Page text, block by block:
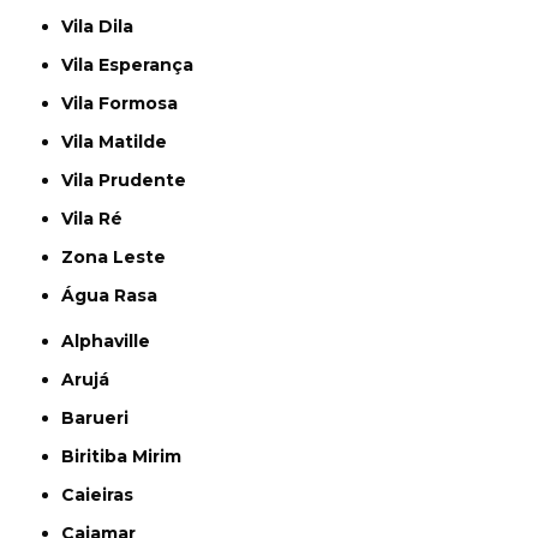
Vila Dila
Vila Esperança
Vila Formosa
Vila Matilde
Vila Prudente
Vila Ré
Zona Leste
Água Rasa
Alphaville
Arujá
Barueri
Biritiba Mirim
Caieiras
Cajamar